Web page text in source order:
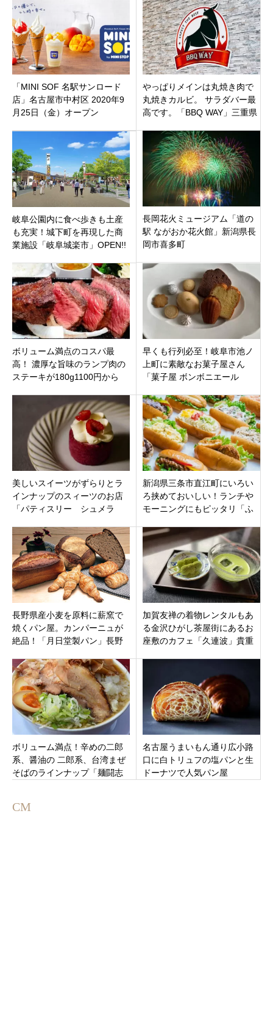
「MINI SOF 名駅サンロード
店」名古屋市中村区 2020年9
月25日（金）オープン
やっぱりメインは丸焼き肉で
丸焼きカルビ。 サラダバー最
高です。「BBQ WAY」三重県
岐阜公園内に食べ歩きも土産
も充実！城下町を再現した商
業施設「岐阜城楽市」OPEN!!
たい
長岡花火ミュージアム「道の
駅 ながおか花火館」新潟県長
岡市喜多町
ボリューム満点のコスパ最
高！ 濃厚な旨味のランプ肉の
ステーキが180g1100円から
早くも行列必至！岐阜市池ノ
上町に素敵なお菓子屋さん
「菓子屋 ボンボニエール
しました。
美しいスイーツがずらりとラ
インナップのスィーツのお店
「パティスリー シュメラ
ープン！
新潟県三条市直江町にいろい
ろ挟めておいしい！ランチや
モーニングにもピッタリ「ふ
ン
長野県産小麦を原料に薪窯で
焼くパン屋。カンパーニュが
絶品！「月日堂製パン」長野
加賀友禅の着物レンタルもあ
る金沢ひがし茶屋街にあるお
座敷のカフェ「久連波」貴重
ボリューム満点！辛めの二郎
系、醤油の 二郎系、台湾まぜ
そばのラインナップ「麺闘志
名古屋うまいもん通り広小路
口に白トリュフの塩パンと生
ドーナツで人気パン屋
CM